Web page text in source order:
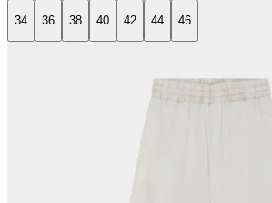
34 36 38 40 42 44 46